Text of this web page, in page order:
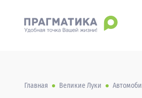
Главная Великие Луки